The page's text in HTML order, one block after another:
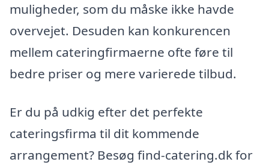
muligheder, som du måske ikke havde
overvejet. Desuden kan konkurencen
mellem cateringfirmaerne ofte føre til
bedre priser og mere varierede tilbud.
Er du på udkig efter det perfekte
cateringsfirma til dit kommende
arrangement? Besøg find-catering.dk for